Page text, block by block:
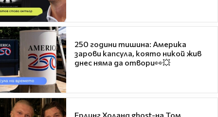
250 години тишина: Америка
зарови капсула, която никой жив
днес няма да отвори👀💥
Ерлинг Холанд ghost-на Том